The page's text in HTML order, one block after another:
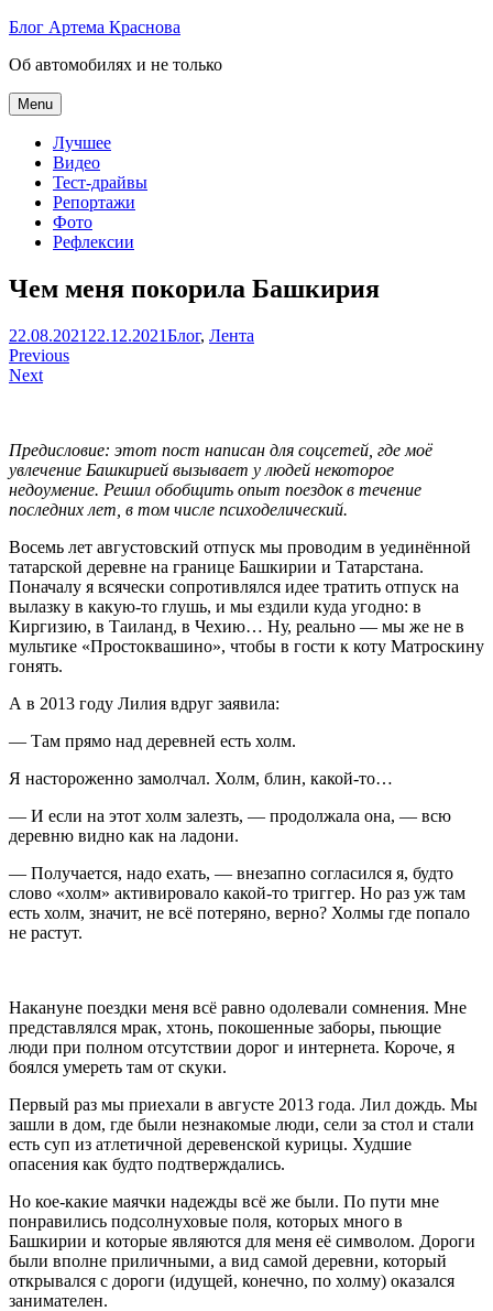
Skip
content
Блог Артема Краснова
Об автомобилях и не только
Menu
Лучшее
Видео
Тест-драйвы
Репортажи
Фото
Рефлексии
Чем меня покорила Башкирия
Артем
Краснов
22.08.2021 22.12.2021Блог, Лента
Навигация
по
Previous
Next
Предисловие: этот пост написан для соцсетей, где моё
увлечение Башкирией вызывает у людей некоторое
недоумение. Решил обобщить опыт поездок в течение
последних лет, в том числе психоделический.
Восемь лет августовский отпуск мы проводим в уединённой
татарской деревне на границе Башкирии и Татарстана.
Поначалу я всячески сопротивлялся идее тратить отпуск на
вылазку в какую-то глушь, и мы ездили куда угодно: в
Киргизию, в Таиланд, в Чехию… Ну, реально — мы же не в
мультике «Простоквашино», чтобы в гости к коту Матроскину
гонять.
А в 2013 году Лилия вдруг заявила:
— Там прямо над деревней есть холм.
Я настороженно замолчал. Холм, блин, какой-то…
— И если на этот холм залезть, — продолжала она, — всю
деревню видно как на ладони.
— Получается, надо ехать, — внезапно согласился я, будто
слово «холм» активировало какой-то триггер. Но раз уж там
есть холм, значит, не всё потеряно, верно? Холмы где попало
не растут.
Накануне поездки меня всё равно одолевали сомнения. Мне
представлялся мрак, хтонь, покошенные заборы, пьющие
люди при полном отсутствии дорог и интернета. Короче, я
боялся умереть там от скуки.
Первый раз мы приехали в августе 2013 года. Лил дождь. Мы
зашли в дом, где были незнакомые люди, сели за стол и стали
есть суп из атлетичной деревенской курицы. Худшие
опасения как будто подтверждались.
Но кое-какие маячки надежды всё же были. По пути мне
понравились подсолнуховые поля, которых много в
Башкирии и которые являются для меня её символом. Дороги
были вполне приличными, а вид самой деревни, который
открывался с дороги (идущей, конечно, по холму) оказался
занимателен.